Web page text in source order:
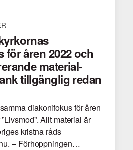
för åren 2022 och
material-
tillgänglig redan
diakonifokus för åren
Allt material är
kristna råds
– Förhoppningen…